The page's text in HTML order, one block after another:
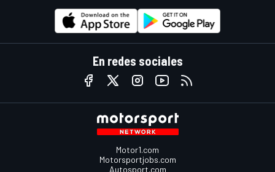
En redes sociales
Motor1.com
Motorsportjobs.com
Autosport.com